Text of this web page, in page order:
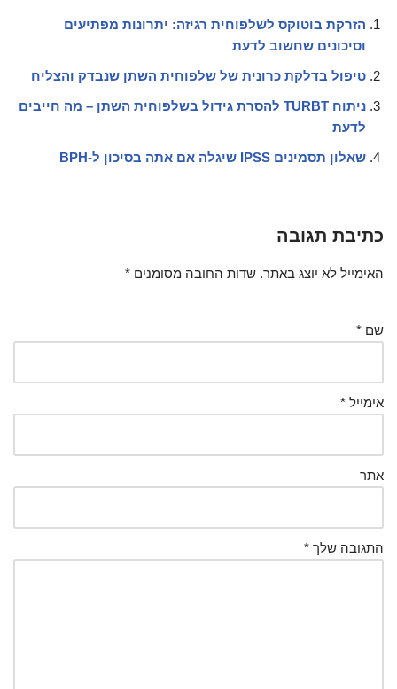
הזרקת בוטוקס לשלפוחית רגיזה: יתרונות מפתיעים
וסיכונים שחשוב לדעת
טיפול בדלקת כרונית של שלפוחית השתן שנבדק והצליח
ניתוח TURBT להסרת גידול בשלפוחית השתן – מה חייבים
לדעת
שאלון תסמינים IPSS שיגלה אם אתה בסיכון ל-BPH
כתיבת תגובה
האימייל לא יוצג באתר. שדות החובה מסומנים *
שם *
אימייל *
אתר
התגובה שלך *